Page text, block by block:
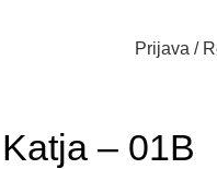
Prijava /
– 01B